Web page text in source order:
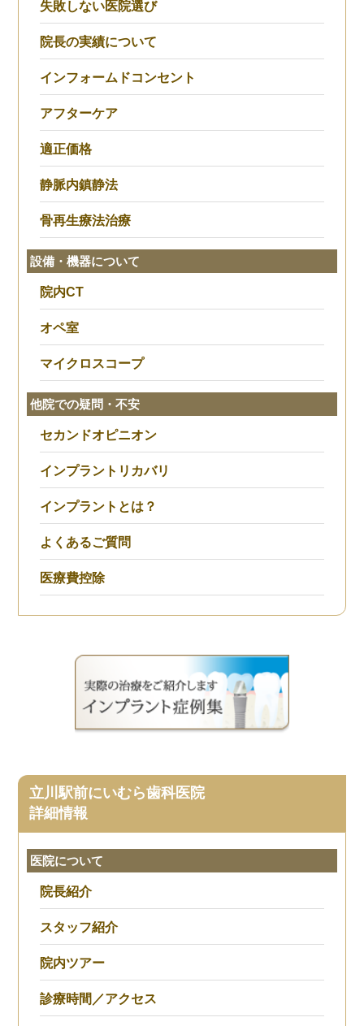
失敗しない医院選び
院長の実績について
インフォームドコンセント
アフターケア
適正価格
静脈内鎮静法
骨再生療法治療
設備・機器について
院内CT
オペ室
マイクロスコープ
他院での疑問・不安
セカンドオピニオン
インプラントリカバリ
インプラントとは？
よくあるご質問
医療費控除
立川駅前にいむら歯科医院
詳細情報
医院について
院長紹介
スタッフ紹介
院内ツアー
診療時間／アクセス